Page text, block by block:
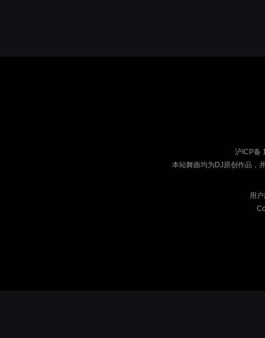
沪ICP备
本站舞曲均为DJ原创作品，
用